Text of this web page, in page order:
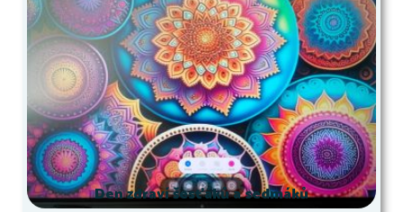
Den zdraví šesťáků a sedmáků